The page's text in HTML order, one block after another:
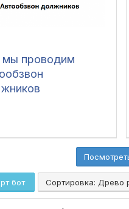
мы проводим
бот Сортировка: Древо